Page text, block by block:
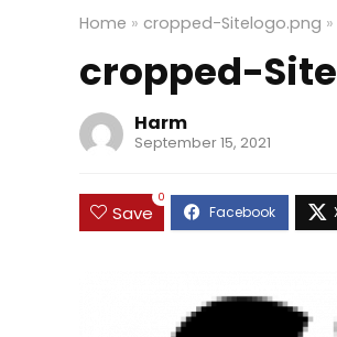
Home » cropped-Sitelogo.png »
cropped-
Harm
September 15, 2021
Save
0